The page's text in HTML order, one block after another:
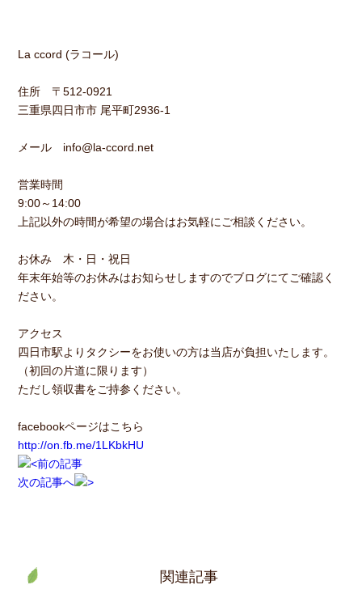
La ccord (ラコール)
住所 〒512-0921
三重県四日市市 尾平町2936-1
メール info@la-ccord.net
営業時間
9:00～14:00
上記以外の時間が希望の場合はお気軽にご相談ください。
お休み 木・日・祝日
年末年始等のお休みはお知らせしますのでブログにてご確認く
ださい。
アクセス
四日市駅よりタクシーをお使いの方は当店が負担いたします。
（初回の片道に限ります）
ただし領収書をご持参ください。
facebookページはこちら
http://on.fb.me/1LKbkHU
前の記事
次の記事へ
関連記事